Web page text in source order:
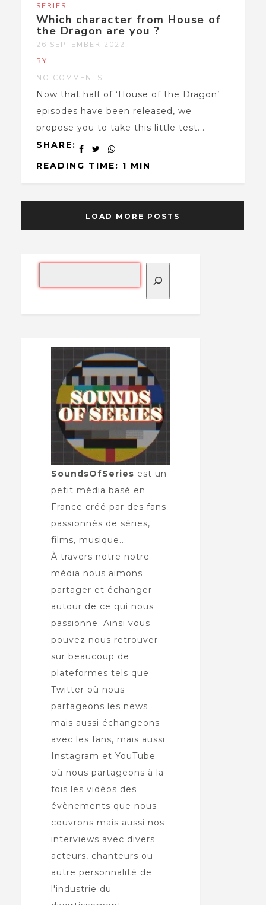
SERIES
Which character from House of
the Dragon are you ?
26 SEPTEMBER 2022
BY
NO COMMENTS
Now that half of ‘House of the Dragon’
episodes have been released, we
propose you to take this little test...
SHARE:
READING TIME: 1 MIN
LOAD MORE POSTS
SoundsOfSeries est un
petit média basé en
France créé par des fans
passionnés de séries,
films, musique...
À travers notre notre
média nous aimons
partager et échanger
autour de ce qui nous
passionne. Ainsi vous
pouvez nous retrouver
sur beaucoup de
plateformes tels que
Twitter où nous
partageons les news
mais aussi échangeons
avec les fans, mais aussi
Instagram et YouTube
où nous partageons à la
fois les vidéos des
évènements que nous
couvrons mais aussi nos
interviews avec divers
acteurs, chanteurs ou
autre personnalité de
l'industrie du